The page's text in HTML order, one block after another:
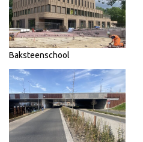
Baksteenschool